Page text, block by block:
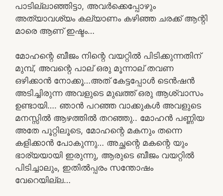
പാടില്ലാഞ്ഞിട്ടാ, അവർക്കെപ്പോഴും
അത്യാവശ്യം കല്യാണം കഴിഞ്ഞ ചരക്ക് ആന്റി
മാരെ ആണ് ഇഷ്ടം…
മോഹന്റെ ബീജം നിന്റെ വയറ്റിൽ പിടിക്കുന്നതിന്
മുമ്പ്, അവന്റെ പാല് ഒരു മൂന്നാല് തവണ
ഒഴിക്കാൻ നോക്കൂ…അത് കേട്ടപ്പോൾ ടെൻഷൻ
അടിച്ചിരുന്ന അവളുടെ മുഖത്ത് ഒരു ആശ്വാസം
ഉണ്ടായി…. ഞാൻ പറഞ്ഞ വാക്കുകൾ അവളുടെ
മനസ്സിൽ ആഴത്തിൽ തറഞ്ഞു.. മോഹൻ പണ്ണിയ
അതേ പൂറ്റിലൂടെ, മോഹന്റെ മകനും തന്നെ
കളിക്കാൻ പോകുന്നു… അച്ഛന്റെ മകന്റെ യും
ഭാര്യയായി ഇരുന്നു, ആരുടെ ബീജം വയറ്റിൽ
പിടിച്ചാലും, ഇതിൽപ്പരം സന്തോഷം
വേറെയില്ല…